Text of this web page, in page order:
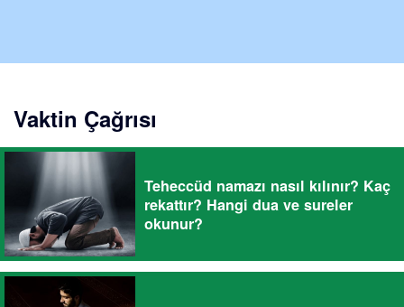
Vaktin Çağrısı
Teheccüd namazı nasıl kılınır? Kaç
rekattır? Hangi dua ve sureler
okunur?